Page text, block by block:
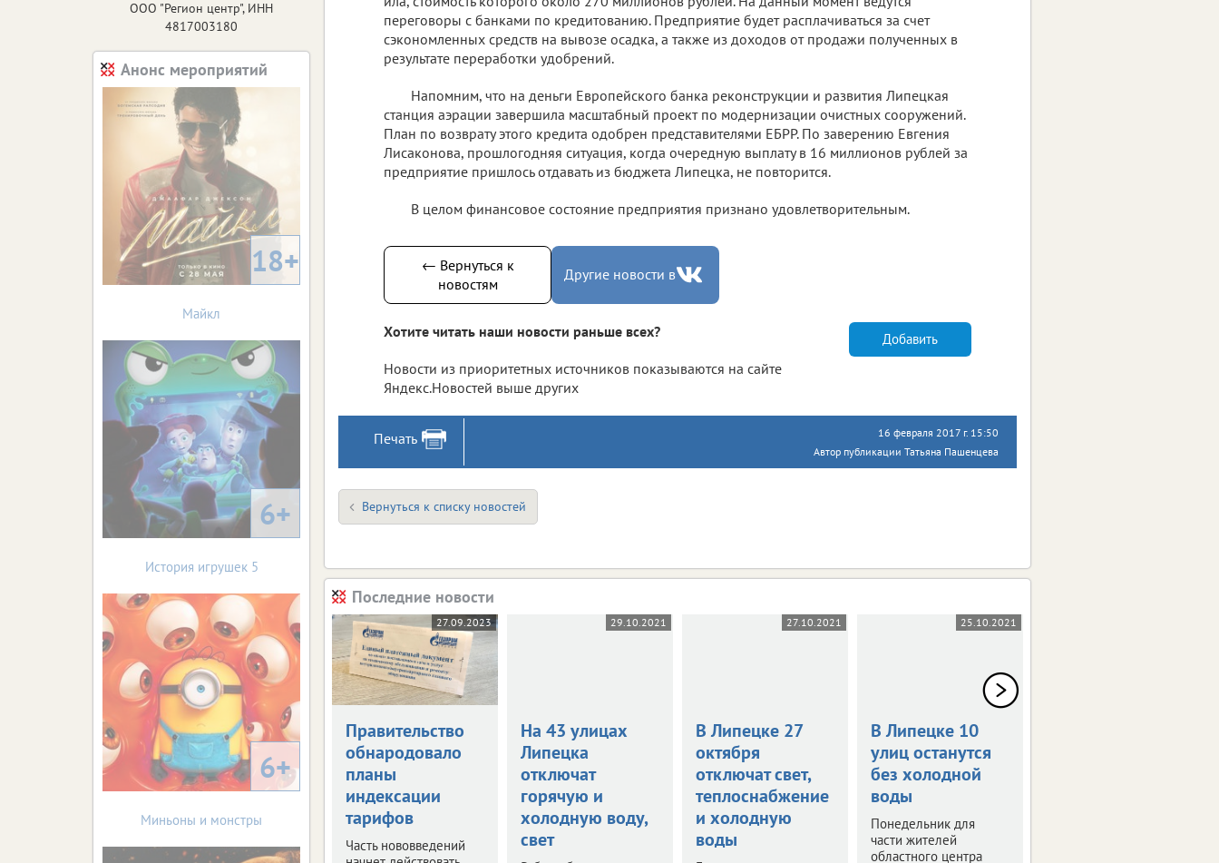
переговоры с банками по кредитованию. Предприятие будет расплачиваться за счет
сэкономленных средств на вывозе осадка, а также из доходов от продажи полученных в
результате переработки удобрений.
Напомним, что на деньги Европейского банка реконструкции и развития Липецкая
станция аэрации завершила масштабный проект по модернизации очистных сооружений.
План по возврату этого кредита одобрен представителями ЕБРР. По заверению Евгения
Лисаконова, прошлогодняя ситуация, когда очередную выплату в 16 миллионов рублей за
предприятие пришлось отдавать из бюджета Липецка, не повторится.
В целом финансовое состояние предприятия признано удовлетворительным.
← Вернуться к
новостям
Другие новости в
Хотите читать наши новости раньше всех?
Новости из приоритетных источников показываются на сайте
Яндекс.Новостей выше других
Добавить
Печать
16 февраля 2017 г. 15:50
Автор публикации Татьяна Пашенцева
Вернуться к списку новостей
Последние новости
27.09.2023
Правительство
обнародовало
планы
индексации
тарифов
Часть нововведений
29.10.2021
На 43 улицах
Липецка
отключат
горячую и
холодную воду,
свет
27.10.2021
В Липецке 27
октября
отключат свет,
теплоснабжение
и холодную
воды
25.10.2021
В Липецке 10
улиц останутся
без холодной
воды
Понедельник для
части жителей
областного центра
ООО "Регион центр", ИНН
4817003180
Анонс мероприятий
18+
Майкл
6+
История игрушек 5
6+
Миньоны и монстры